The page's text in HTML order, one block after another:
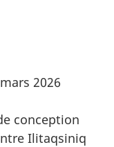
2026
conception
Ilitaqsiniq